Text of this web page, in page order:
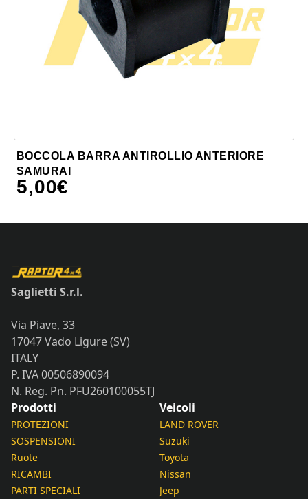
BOCCOLA BARRA ANTIROLLIO ANTERIORE
SAMURAI
5,00€
Saglietti S.r.l.
Via Piave, 33
17047 Vado Ligure (SV)
ITALY
P. IVA 00506890094
N. Reg. Pn. PFU260100055TJ
Prodotti
PROTEZIONI
SOSPENSIONI
Ruote
RICAMBI
PARTI SPECIALI
Veicoli
LAND ROVER
Suzuki
Toyota
Nissan
Jeep